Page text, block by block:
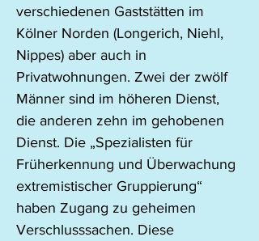
verschiedenen Gaststätten im
Kölner Norden (Longerich, Niehl,
Nippes) aber auch in
Privatwohnungen. Zwei der zwölf
Männer sind im höheren Dienst,
die anderen zehn im gehobenen
Dienst. Die „Spezialisten für
Früherkennung und Überwachung
extremistischer Gruppierung“
haben Zugang zu geheimen
Verschlusssachen. Diese